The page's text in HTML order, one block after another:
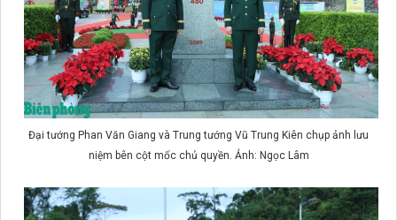
Đại tướng Phan Văn Giang và Trung tướng Vũ Trung Kiên chụp ảnh lưu
niệm bên cột mốc chủ quyền. Ảnh: Ngọc Lâm